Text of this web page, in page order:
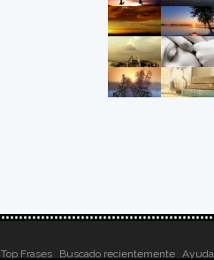
Top Frases Buscado recientemente Ayuda